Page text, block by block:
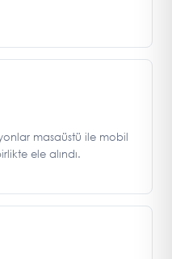
masaüstü ile mobil
ele alındı.